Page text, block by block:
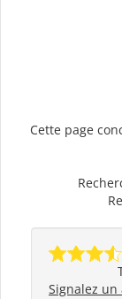
Cette page
Signalez un